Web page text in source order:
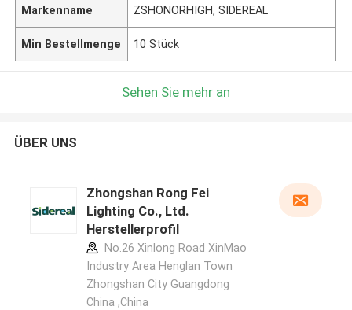
Markenname ZSHONORHIGH, SIDEREAL
Min Bestellmenge 10 Stück
Sehen Sie mehr an
ÜBER UNS
Zhongshan Rong Fei
Lighting Co., Ltd.
Herstellerprofil
No.26 Xinlong Road XinMao
Industry Area Henglan Town
Zhongshan City Guangdong
China ,China